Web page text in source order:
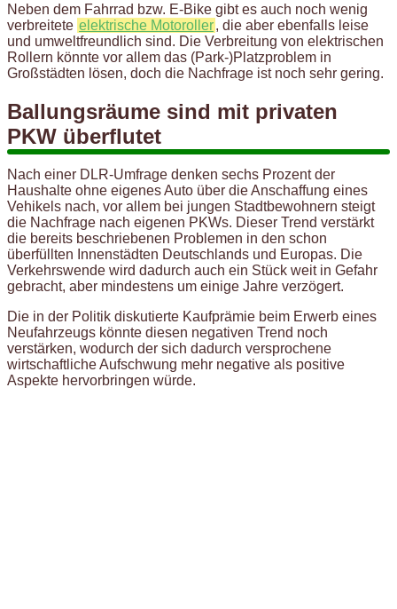
Neben dem Fahrrad bzw. E-Bike gibt es auch noch wenig
verbreitete elektrische Motoroller, die aber ebenfalls leise
und umweltfreundlich sind. Die Verbreitung von elektrischen
Rollern könnte vor allem das (Park-)Platzproblem in
Großstädten lösen, doch die Nachfrage ist noch sehr gering.
Ballungsräume sind mit privaten
PKW überflutet
Nach einer DLR-Umfrage denken sechs Prozent der
Haushalte ohne eigenes Auto über die Anschaffung eines
Vehikels nach, vor allem bei jungen Stadtbewohnern steigt
die Nachfrage nach eigenen PKWs. Dieser Trend verstärkt
die bereits beschriebenen Problemen in den schon
überfüllten Innenstädten Deutschlands und Europas. Die
Verkehrswende wird dadurch auch ein Stück weit in Gefahr
gebracht, aber mindestens um einige Jahre verzögert.
Die in der Politik diskutierte Kaufprämie beim Erwerb eines
Neufahrzeugs könnte diesen negativen Trend noch
verstärken, wodurch der sich dadurch versprochene
wirtschaftliche Aufschwung mehr negative als positive
Aspekte hervorbringen würde.